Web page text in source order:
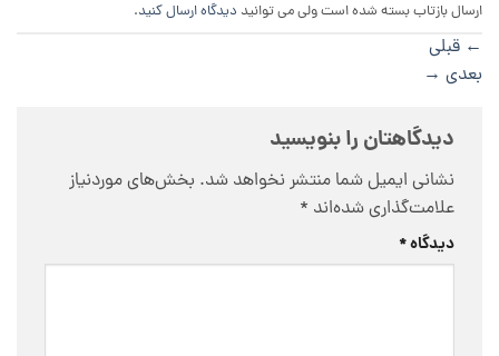
ارسال بازتاب بسته شده است ولی می توانید دیدگاه ارسال کنید.
← قبلی
بعدی →
دیدگاهتان را بنویسید
نشانی ایمیل شما منتشر نخواهد شد. بخش‌های موردنیاز
علامت‌گذاری شده‌اند *
دیدگاه*